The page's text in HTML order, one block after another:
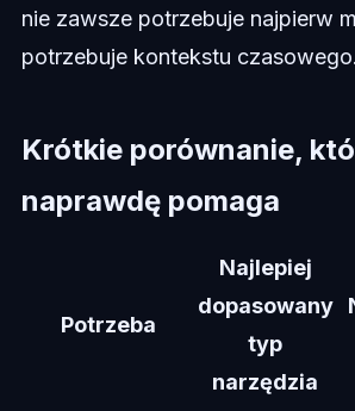
nie zawsze potrzebuje najpierw
potrzebuje kontekstu czasowego.
Krótkie porównanie,
naprawdę pomaga
Potrzeba
Najlepiej
dopasowany
typ
narzędzia